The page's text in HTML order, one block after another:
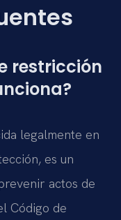
restricción
legalmente en
es un
actos de
Código de